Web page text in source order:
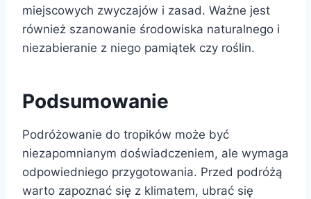
miejscowych zwyczajów i zasad. Ważne jest
również szanowanie środowiska naturalnego i
niezabieranie z niego pamiątek czy roślin.
Podsumowanie
Podróżowanie do tropików może być
niezapomnianym doświadczeniem, ale wymaga
odpowiedniego przygotowania. Przed podróżą
warto zapoznać się z klimatem, ubrać się